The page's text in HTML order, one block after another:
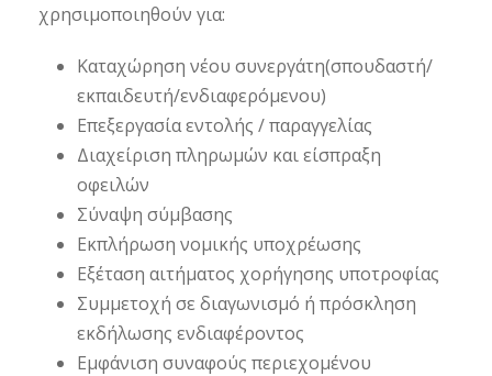
χρησιμοποιηθούν για:
Καταχώρηση νέου συνεργάτη(σπουδαστή/
εκπαιδευτή/ενδιαφερόμενου)
Επεξεργασία εντολής / παραγγελίας
Διαχείριση πληρωμών και είσπραξη
οφειλών
Σύναψη σύμβασης
Εκπλήρωση νομικής υποχρέωσης
Εξέταση αιτήματος χορήγησης υποτροφίας
Συμμετοχή σε διαγωνισμό ή πρόσκληση
εκδήλωσης ενδιαφέροντος
Εμφάνιση συναφούς περιεχομένου